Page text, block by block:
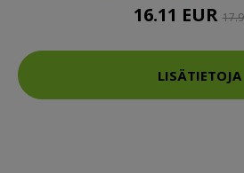
16.11 EUR
LISÄTIETOJA